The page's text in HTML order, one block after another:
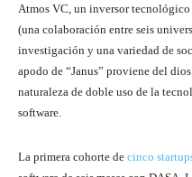
Atmos VC, un inversor
(una colaboración entre seis
investigación y una variedad de
apodo de “Janus” proviene del
naturaleza de doble uso de la
software.
La primera cohorte de cinco